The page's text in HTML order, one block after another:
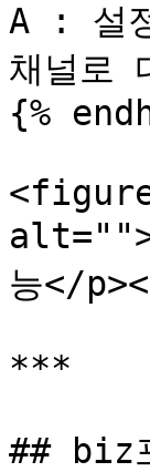
A : 설
채널로
{%
능</
***
## biz